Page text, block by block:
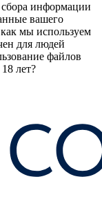
информации
вашего
мы используем
для людей
файлов
лет?